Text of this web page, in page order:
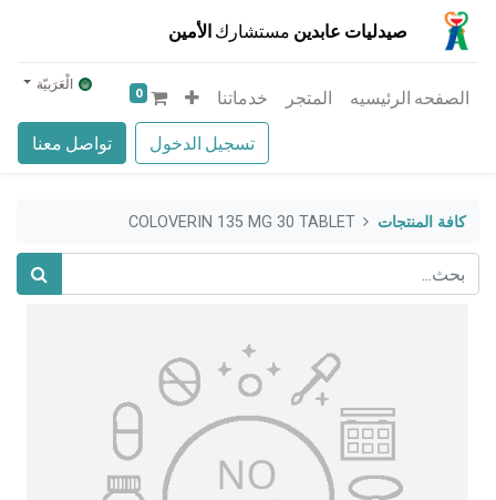
صيدليات عابدين مستشارك الأمين
تسجيل الدخول تواصل معنا
الصفحه الرئيسيه المتجر خدماتنا 0 الْعَرَبيّة
كافة المنتجات COLOVERIN 135 MG 30 TABLET